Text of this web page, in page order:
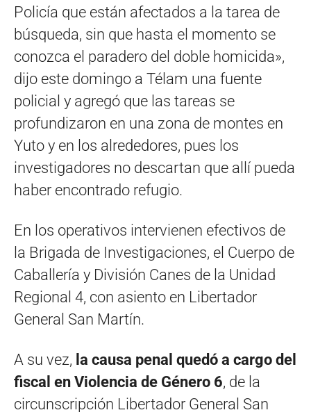
Policía que están afectados a la tarea de
búsqueda, sin que hasta el momento se
conozca el paradero del doble homicida»,
dijo este domingo a Télam una fuente
policial y agregó que las tareas se
profundizaron en una zona de montes en
Yuto y en los alrededores, pues los
investigadores no descartan que allí pueda
haber encontrado refugio.
En los operativos intervienen efectivos de
la Brigada de Investigaciones, el Cuerpo de
Caballería y División Canes de la Unidad
Regional 4, con asiento en Libertador
General San Martín.
A su vez, la causa penal quedó a cargo del
fiscal en Violencia de Género 6, de la
circunscripción Libertador General San